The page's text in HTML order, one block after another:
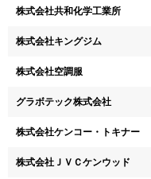
株式会社共和化学工業所
株式会社キングジム
株式会社空調服
グラボテック株式会社
株式会社ケンコー・トキナー
株式会社ＪＶＣケンウッド